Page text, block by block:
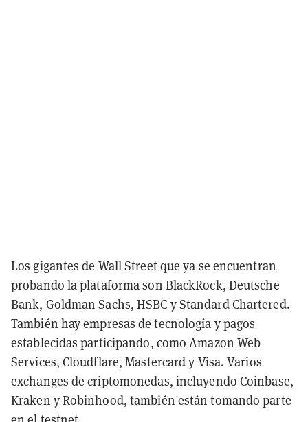
Los gigantes de Wall Street que ya se encuentran
probando la plataforma son BlackRock, Deutsche
Bank, Goldman Sachs, HSBC y Standard Chartered.
También hay empresas de tecnología y pagos
establecidas participando, como Amazon Web
Services, Cloudflare, Mastercard y Visa. Varios
exchanges de criptomonedas, incluyendo Coinbase,
Kraken y Robinhood, también están tomando parte